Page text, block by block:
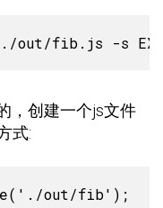
，创建一个js文件
式:
out/fib');